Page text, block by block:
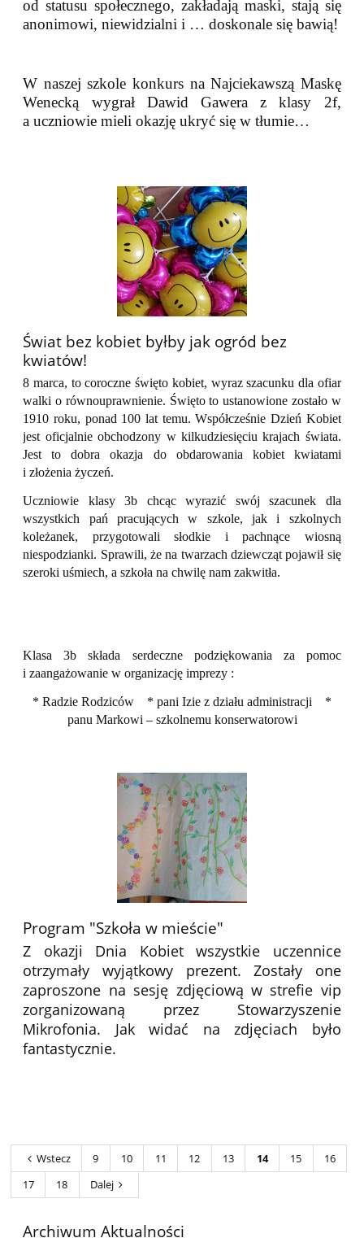
od statusu społecznego, zakładają maski, stają się
anonimowi, niewidzialni i … doskonale się bawią!
W naszej szkole konkurs na Najciekawszą Maskę
Wenecką wygrał Dawid Gawera z klasy 2f,
a uczniowie mieli okazję ukryć się w tłumie…
​​​​​​​Świat bez kobiet byłby jak ogród bez
kwiatów!
8 marca, to coroczne święto kobiet, wyraz szacunku dla ofiar
walki o równouprawnienie. Święto to ustanowione zostało w
1910 roku, ponad 100 lat temu. Współcześnie Dzień Kobiet
jest oficjalnie obchodzony w kilkudziesięciu krajach świata.
Jest to dobra okazja do obdarowania kobiet kwiatami
i złożenia życzeń.
Uczniowie klasy 3b chcąc wyrazić swój szacunek dla
wszystkich pań pracujących w szkole, jak i szkolnych
koleżanek, przygotowali słodkie i pachnące wiosną
niespodzianki. Sprawili, że na twarzach dziewcząt pojawił się
szeroki uśmiech, a szkoła na chwilę nam zakwitła.
Klasa 3b składa serdeczne podziękowania za pomoc
i zaangażowanie w organizację imprezy :
* Radzie Rodziców * pani Izie z działu administracji *
panu Markowi – szkolnemu konserwatorowi
Program "Szkoła w mieście"
Z okazji Dnia Kobiet wszystkie uczennice
otrzymały wyjątkowy prezent. Zostały one
zaproszone na sesję zdjęciową w strefie vip
zorganizowaną przez Stowarzyszenie
Mikrofonia. Jak widać na zdjęciach było
fantastycznie.
Wstecz 9 10 11 12 13 14 15
16
17
18 Dalej
Archiwum Aktualności